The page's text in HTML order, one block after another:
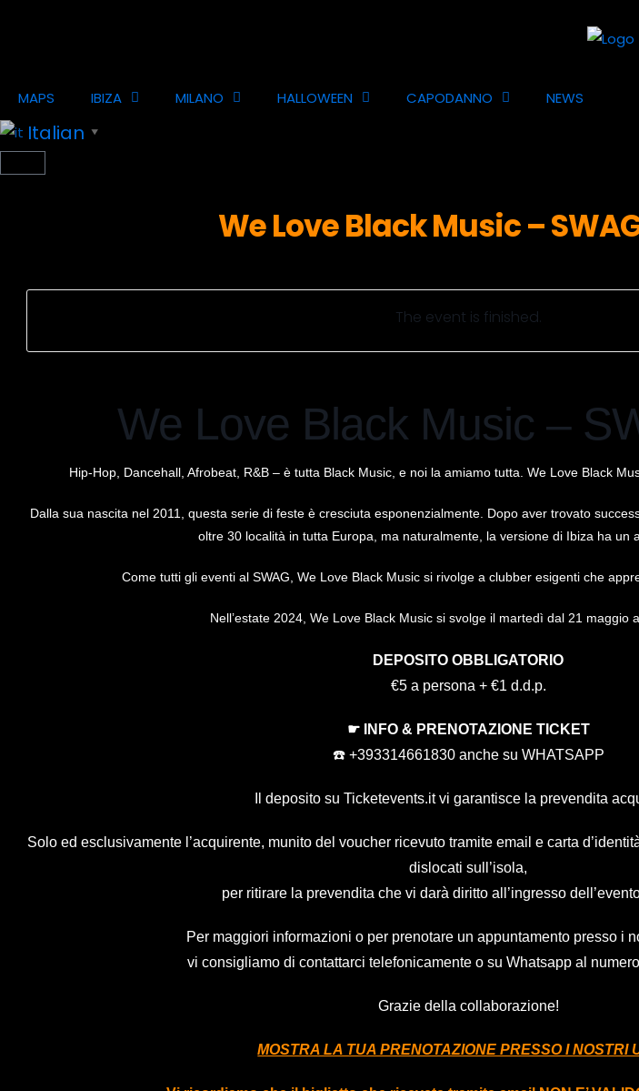
MAPS IBIZA MILANO HALLOWEEN CAPODANNO NEWS
Italian ▼
We Love Black Music –
The event is finished.
We Love Black Music –
Hip-Hop, Dancehall, Afrobeat, R&B – è tutta Black Music, e noi la amiamo tutta. We Love Black
Dalla sua nascita nel 2011, questa serie di feste è cresciuta esponenzialmente. Dopo aver trovato
oltre 30 località in tutta Europa, ma naturalmente, la versione di Ibiza ha un
Come tutti gli eventi al SWAG, We Love Black Music si rivolge a clubber esigenti che
Nell’estate 2024, We Love Black Music si svolge il martedì dal 21 maggio
DEPOSITO OBBLIGATORIO
€5 a persona + €1 d.d.p.
☛ INFO & PRENOTAZIONE TICKET
☎️ +393314661830 anche su WHATSAPP
Il deposito su Ticketevents.itvi garantisce la prevendita
Solo ed esclusivamente l’acquirente, munito del voucher ricevuto tramite email e carta
dislocati sull’isola,
per ritirare la prevendita che vi darà diritto all’ingresso
Per maggiori informazioni o per prenotare un appuntamento presso i
vi consigliamo di contattarci telefonicamente o su Whatsapp al numero
Grazie della collaborazione!
MOSTRA LA TUA PRENOTAZIONE PRESSO I NOSTRI